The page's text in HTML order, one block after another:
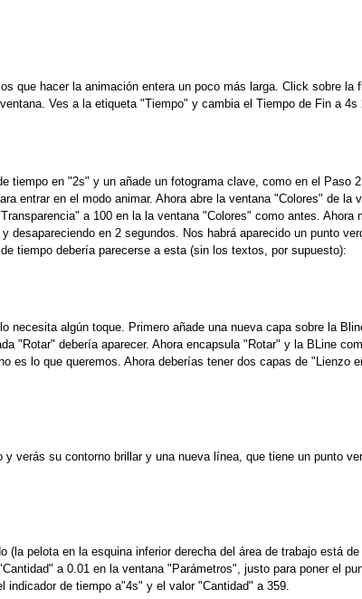
que hacer la animación entera un poco más larga. Click sobre
Ves a la etiqueta "Tiempo" y cambia el Tiempo de Fin a 4s
tiempo en "2s" y un añade un fotograma clave, como en el
entrar en el modo animar. Ahora abre la ventana "Colores" de
a 100 en la la ventana "Colores" como antes.
desapareciendo en 2 segundos. Nos habrá aparecido un punto
tiempo debería parecerse a esta (sin los textos, por supuesto):
necesita algún toque. Primero añade una nueva capa sobre la
"Rotar" debería aparecer. Ahora encapsula "Rotar" y la BLine
es lo que queremos. Ahora deberías tener dos capas de "Lienzo
verás su contorno brillar y una nueva línea, que tiene un punto
(la pelota en la esquina inferior derecha del área de trabajo está
a 0.01 en la ventana "Parámetros", justo para poner el
indicador de tiempo a"4s" y el valor "Cantidad" a 359.